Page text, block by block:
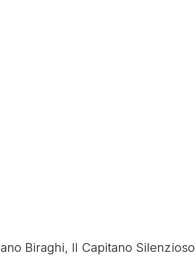
Biraghi, Il Capitano Silenzioso